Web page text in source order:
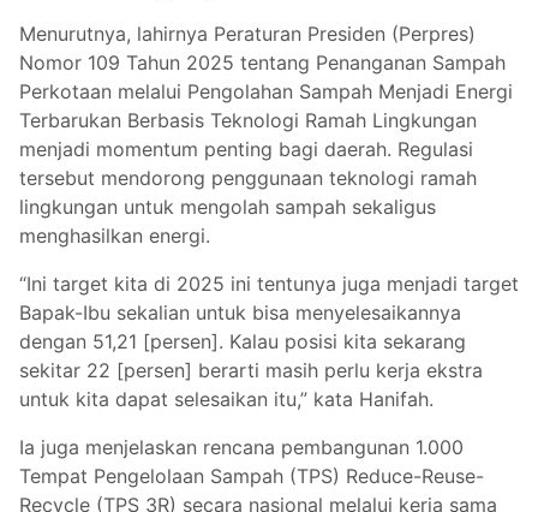
Menurutnya, lahirnya Peraturan Presiden (Perpres)
Nomor 109 Tahun 2025 tentang Penanganan Sampah
Perkotaan melalui Pengolahan Sampah Menjadi Energi
Terbarukan Berbasis Teknologi Ramah Lingkungan
menjadi momentum penting bagi daerah. Regulasi
tersebut mendorong penggunaan teknologi ramah
lingkungan untuk mengolah sampah sekaligus
menghasilkan energi.
“Ini target kita di 2025 ini tentunya juga menjadi target
Bapak-Ibu sekalian untuk bisa menyelesaikannya
dengan 51,21 [persen]. Kalau posisi kita sekarang
sekitar 22 [persen] berarti masih perlu kerja ekstra
untuk kita dapat selesaikan itu,” kata Hanifah.
Ia juga menjelaskan rencana pembangunan 1.000
Tempat Pengelolaan Sampah (TPS) Reduce-Reuse-
Recycle (TPS 3R) secara nasional melalui kerja sama